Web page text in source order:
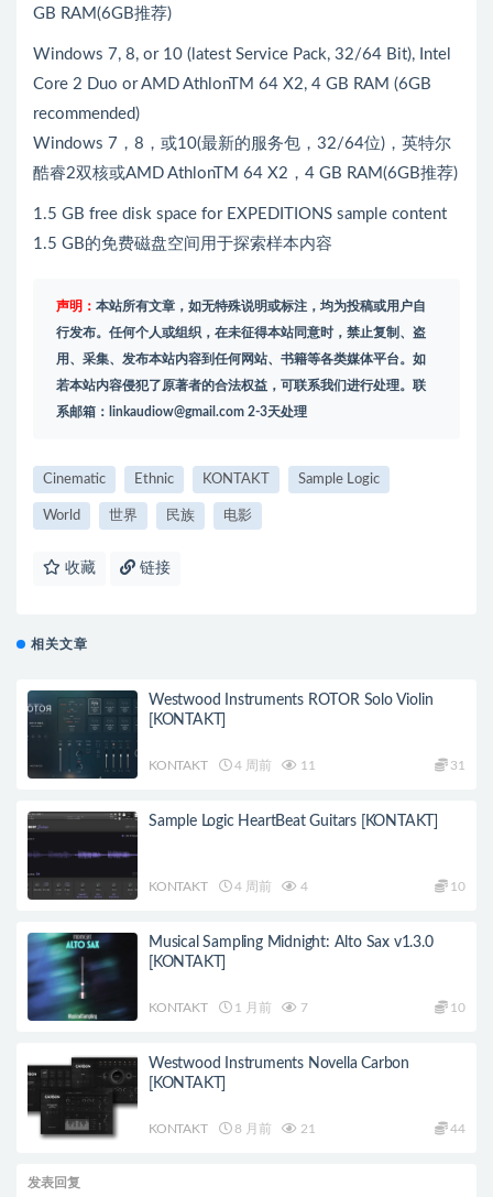
GB RAM(6GB推荐)
Windows 7, 8, or 10 (latest Service Pack, 32/64 Bit), Intel
Core 2 Duo or AMD AthlonTM 64 X2, 4 GB RAM (6GB
recommended)
Windows 7，8，或10(最新的服务包，32/64位)，英特尔
酷睿2双核或AMD AthlonTM 64 X2，4 GB RAM(6GB推荐)
1.5 GB free disk space for EXPEDITIONS sample content
1.5 GB的免费磁盘空间用于探索样本内容
声明： 本站所有文章，如无特殊说明或标注，均为投稿或用户自
行发布。任何个人或组织，在未征得本站同意时，禁止复制、盗
用、采集、发布本站内容到任何网站、书籍等各类媒体平台。如
若本站内容侵犯了原著者的合法权益，可联系我们进行处理。联
系邮箱： linkaudiow@gmail.com 2-3天处理
Cinematic Ethnic KONTAKT Sample Logic
World 世界 民族 电影
收藏 链接
相关文章
Westwood Instruments ROTOR Solo Violin
[KONTAKT]
KONTAKT 4 周前 11 31
Sample Logic HeartBeat Guitars [KONTAKT]
KONTAKT 4 周前 4 10
Musical Sampling Midnight: Alto Sax v1.3.0
[KONTAKT]
KONTAKT 1 月前 7 10
Westwood Instruments Novella Carbon
[KONTAKT]
KONTAKT 8 月前 21 44
发表回复